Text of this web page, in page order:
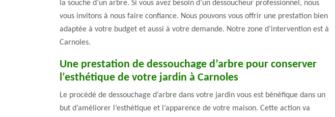
la souche d’un arbre. Si vous avez besoin d’un dessoucheur professionnel, nous
vous invitons à nous faire confiance. Nous pouvons vous offrir une prestation bien
adaptée à votre budget et aussi à votre demande. Notre zone d’intervention est à
Carnoles.
Une prestation de dessouchage d’arbre pour conserver
l’esthétique de votre jardin à Carnoles
Le procédé de dessouchage d’arbre dans votre jardin vous est bénéfique dans un
but d’améliorer l’esthétique et l’apparence de votre maison. Cette action va